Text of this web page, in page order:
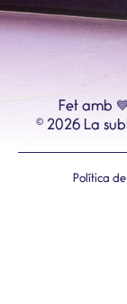
Fet amb 💙
© 2026La
Política